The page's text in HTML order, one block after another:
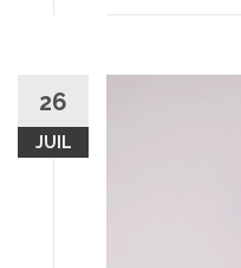
26
JUIL